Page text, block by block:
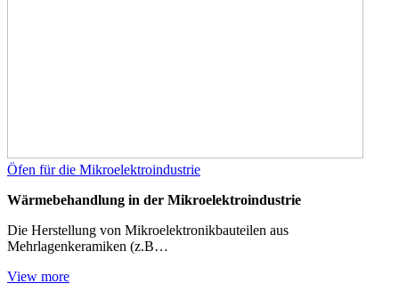
Öfen für die Mikroelektroindustrie
Wärmebehandlung in der Mikroelektroindustrie
Die Herstellung von Mikroelektronikbauteilen aus
Mehrlagenkeramiken (z.B…
View more